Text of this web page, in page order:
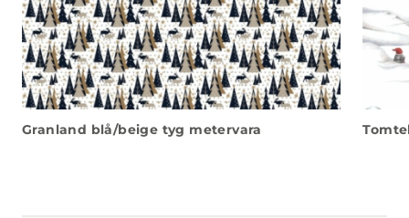
Granland blå/beige tyg metervara